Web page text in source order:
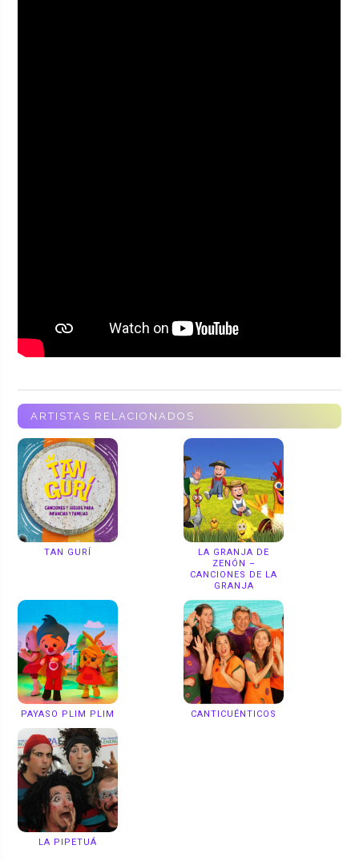
ARTISTAS RELACIONADOS
TAN GURÍ
LA GRANJA DE
ZENÓN –
CANCIONES DE LA
GRANJA
PAYASO PLIM PLIM CANTICUÉNTICOS
LA PIPETUÁ